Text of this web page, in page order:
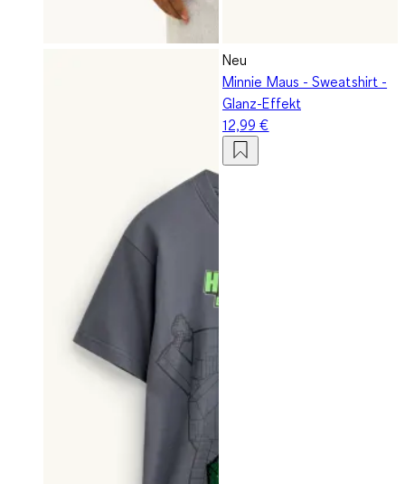
Neu
Minnie Maus - Sweatshirt -
Glanz-Effekt
12,99 €